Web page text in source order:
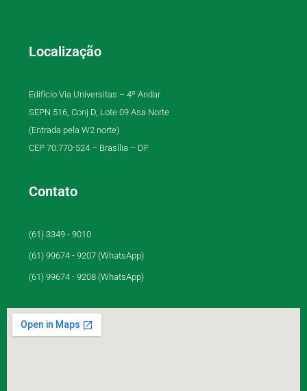
Localização
Edifício Via Universitas – 4º Andar
SEPN 516, Conj D, Lote 09 Asa Norte
(Entrada pela W2 norte)
CEP 70.770-524 – Brasília – DF
Contato
(61) 3349 - 9010
(61) 99674 - 9207 (WhatsApp)
(61) 99674 - 9208 (WhatsApp)